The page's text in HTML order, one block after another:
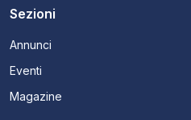
Sezioni
Annunci
Eventi
Magazine